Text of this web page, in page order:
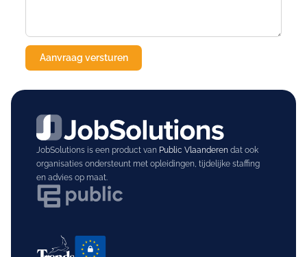
JobSolutions is een product van Public Vlaanderendat ook
organisaties ondersteunt met opleidingen, tijdelijke staffing
en advies op maat.